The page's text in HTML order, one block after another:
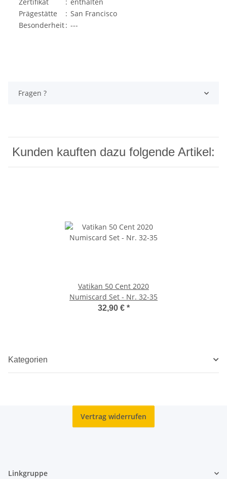
Prägestätte
: San Francisco
Besonderheit: ---
Fragen ?
Kunden kauften dazu folgende Artikel:
Vatikan 50 Cent 2020
Numiscard Set - Nr. 32-35
32,90 € *
Kategorien
Vertrag widerrufen
Linkgruppe